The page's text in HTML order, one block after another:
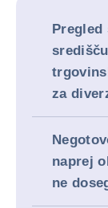
Pregled
za
naprej
ne